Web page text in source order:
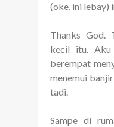
(oke, ini lebay)
Thanks God.
kecil itu. Aku
berempat
menemui
tadi.
Sampe di